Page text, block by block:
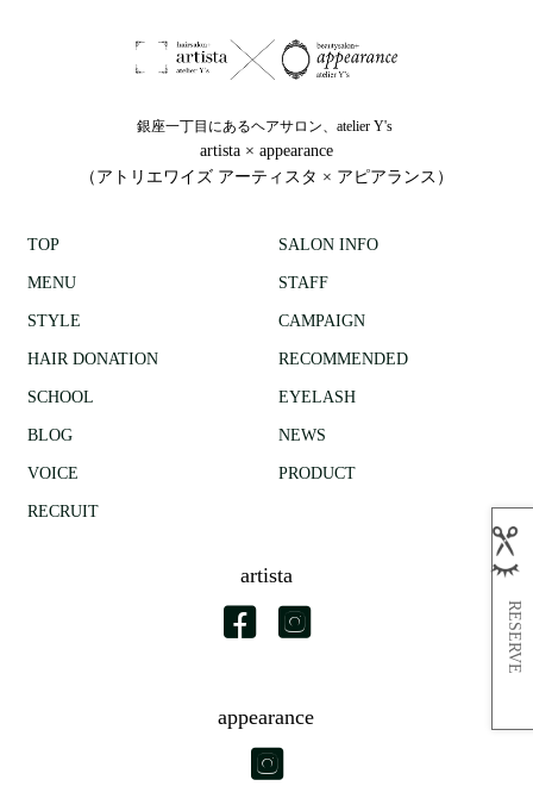
RESERVE
銀座一丁目にあるヘアサロン、atelier Y's
artista × appearance
（アトリエワイズ アーティスタ × アピアランス）
TOP SALON INFO
MENU STAFF
STYLE CAMPAIGN
HAIR DONATION RECOMMENDED
SCHOOL EYELASH
BLOG NEWS
VOICE PRODUCT
RECRUIT
artista
appearance